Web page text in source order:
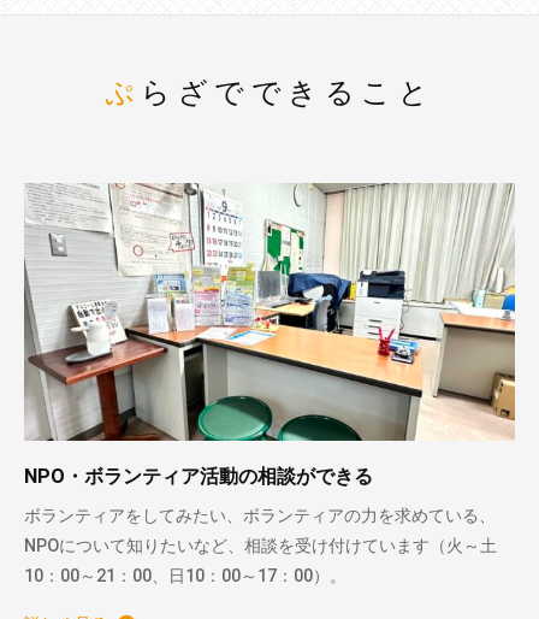
ぷらざでできること
NPO・ボランティア活動の相談ができる
ボランティアをしてみたい、ボランティアの力を求めている、
NPOについて知りたいなど、相談を受け付けています（火～土
10：00～21：00、日10：00～17：00）。